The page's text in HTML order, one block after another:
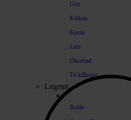
Gris
Kalkun
Kanin
Lam
Oksekød
Til killinger
Legetøj
Bolde